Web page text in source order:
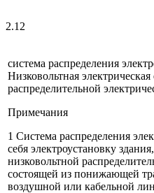
2.12
система распределения
Низковольтная
распределительной
Примечания
1 Система распределения
себя электроустановку
низковольтной
состоящей из понижающей
воздушной или кабельной